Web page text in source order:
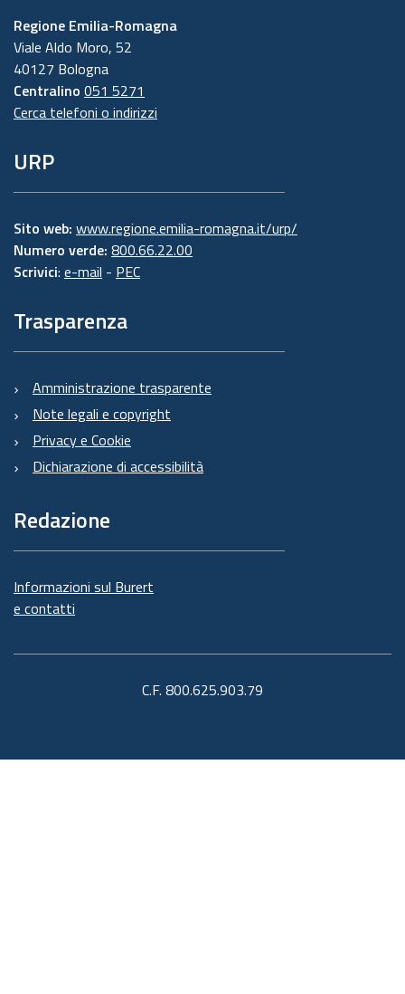
Regione Emilia-Romagna
Viale Aldo Moro, 52
40127 Bologna
Centralino 051 5271
Cerca telefoni o indirizzi
URP
Sito web: www.regione.emilia-romagna.it/urp/
Numero verde: 800.66.22.00
Scrivici: e-mail - PEC
Trasparenza
Amministrazione trasparente
Note legali e copyright
Privacy e Cookie
Dichiarazione di accessibilità
Redazione
Informazioni sul Burert
e contatti
C.F. 800.625.903.79